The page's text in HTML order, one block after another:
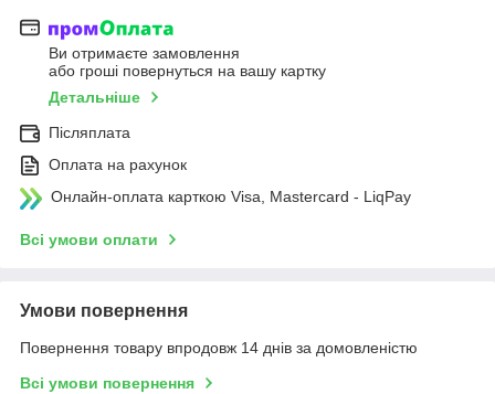
Ви отримаєте замовлення
або гроші повернуться на вашу картку
Детальніше
Післяплата
Оплата на рахунок
Онлайн-оплата карткою Visa, Mastercard - LiqPay
Всі умови оплати
Умови повернення
Повернення товару впродовж 14 днів за домовленістю
Всі умови повернення